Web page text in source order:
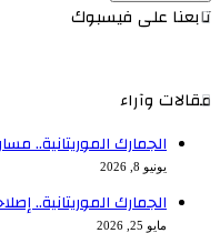
تابعنا على فيسبوك
مقالات وآراء
الجمارك الموريتانية..
يونيو 8, 2026
الجمارك الموريتانية..
مايو 25, 2026